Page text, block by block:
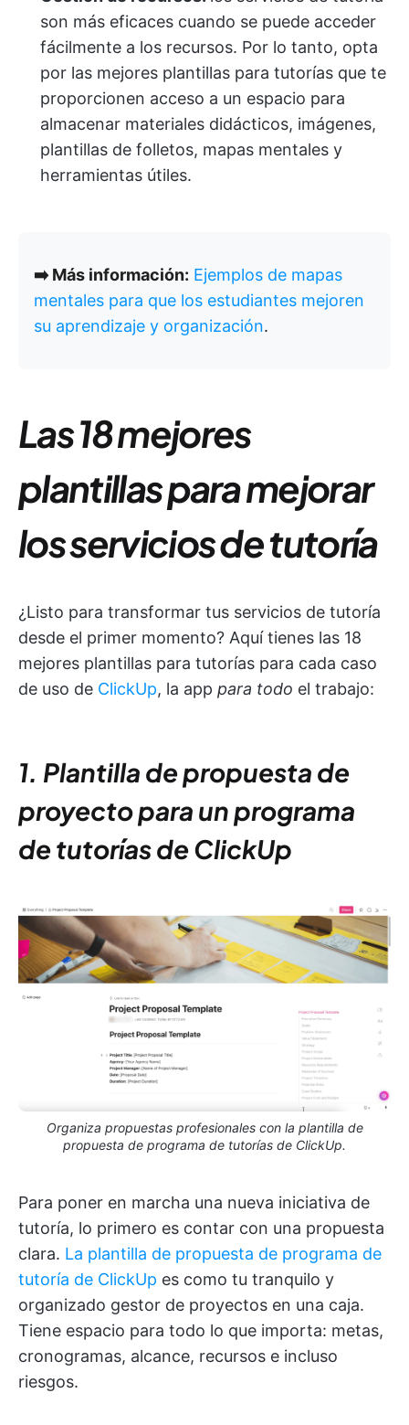
son más eficaces cuando se puede acceder
fácilmente a los recursos. Por lo tanto, opta
por las mejores plantillas para tutorías que te
proporcionen acceso a un espacio para
almacenar materiales didácticos, imágenes,
plantillas de folletos, mapas mentales y
herramientas útiles.
➡️ Más información: Ejemplos de mapas
mentales para que los estudiantes mejoren
su aprendizaje y organización.
Las 18 mejores
plantillas para mejorar
los servicios de tutoría
¿Listo para transformar tus servicios de tutoría
desde el primer momento? Aquí tienes las 18
mejores plantillas para tutorías para cada caso
de uso de ClickUp, la app para todo el trabajo:
1. Plantilla de propuesta de
proyecto para un programa
de tutorías de ClickUp
Organiza propuestas profesionales con la plantilla de
propuesta de programa de tutorías de ClickUp.
Para poner en marcha una nueva iniciativa de
tutoría, lo primero es contar con una propuesta
clara. La plantilla de propuesta de programa de
tutoría de ClickUp es como tu tranquilo y
organizado gestor de proyectos en una caja.
Tiene espacio para todo lo que importa: metas,
cronogramas, alcance, recursos e incluso
riesgos.